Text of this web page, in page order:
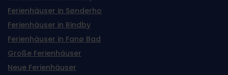
Ferienhäuser in Sønderho
Ferienhäuser in Rindby
Ferienhäuser in Fanø Bad
Große Ferienhäuser
Neue Ferienhäuser